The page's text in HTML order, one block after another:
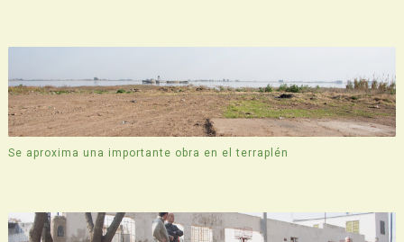
Se aproxima una importante obra en el terraplén